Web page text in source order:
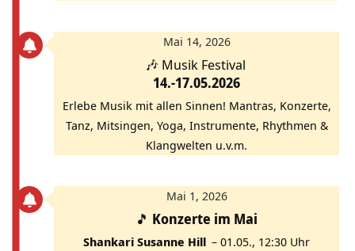
Mai 14, 2026
🎶 Musik Festival
14.-17.05.2026
Erlebe Musik mit allen Sinnen! Mantras, Konzerte,
Tanz, Mitsingen, Yoga, Instrumente, Rhythmen &
Klangwelten u.v.m.
Mai 1, 2026
🎵 Konzerte im Mai
Shankari Susanne Hill – 01.05., 12:30 Uhr